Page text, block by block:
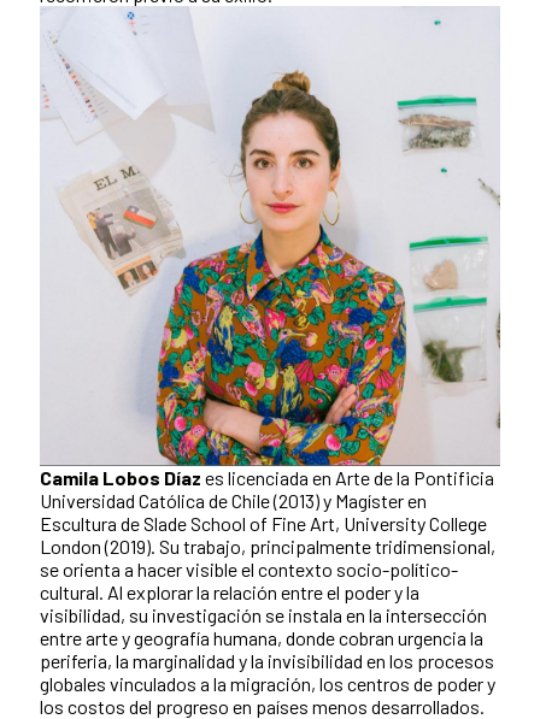
Camila Lobos Díaz es licenciada en Arte de la Pontificia
Universidad Católica de Chile (2013) y Magíster en
Escultura de Slade School of Fine Art, University College
London (2019). Su trabajo, principalmente tridimensional,
se orienta a hacer visible el contexto socio-político-
cultural. Al explorar la relación entre el poder y la
visibilidad, su investigación se instala en la intersección
entre arte y geografía humana, donde cobran urgencia la
periferia, la marginalidad y la invisibilidad en los procesos
globales vinculados a la migración, los centros de poder y
los costos del progreso en países menos desarrollados.